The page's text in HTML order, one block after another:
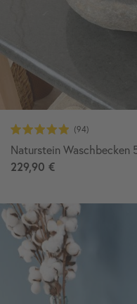
Naturstein Waschbecken
229,90 €